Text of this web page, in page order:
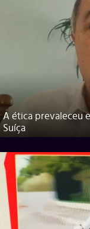
A ética prevaleceu
Suíça